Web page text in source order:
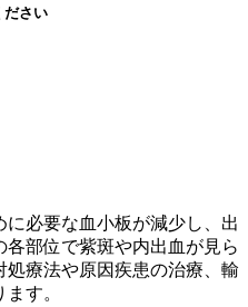
ださい
必要な血小板が減少し、出
部位で紫斑や内出血が見ら
療法や原因疾患の治療、輸
す。